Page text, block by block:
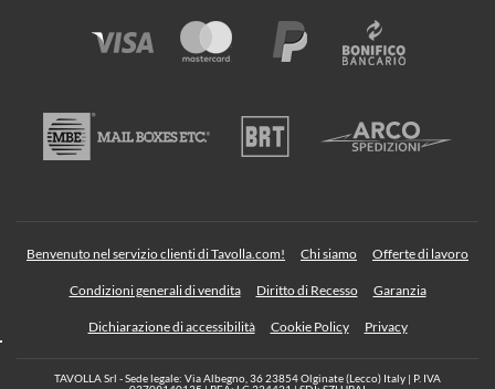
Benvenuto nel servizio clienti di Tavolla.com! Chi siamo Offerte di lavoro
Condizioni generali di vendita Diritto di Recesso Garanzia
Dichiarazione di accessibilità Cookie Policy Privacy
TAVOLLA Srl - Sede legale: Via Albegno, 36 23854 Olginate (Lecco) Italy | P. IVA